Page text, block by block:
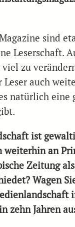
sind
Leserschaft.
zu
Leser auch
natürlich eine
ist
weiterhin an
Zeitung
Wagen
zehn Jahren